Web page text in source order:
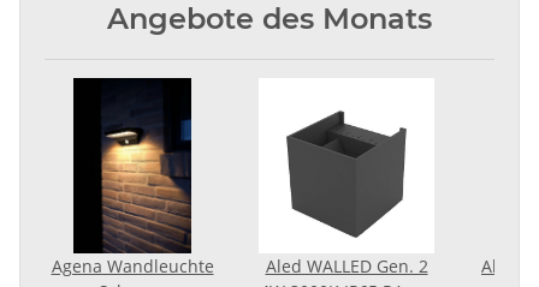
Angebote des Monats
Agena Wandleuchte
Aled WALLED Gen. 2
Aleria